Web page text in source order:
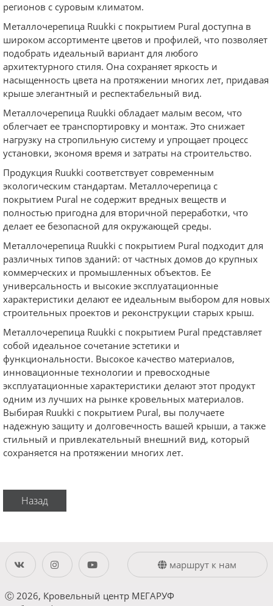
регионов с суровым климатом.
Металлочерепица Ruukki с покрытием Pural доступна в
широком ассортименте цветов и профилей, что позволяет
подобрать идеальный вариант для любого
архитектурного стиля. Она сохраняет яркость и
насыщенность цвета на протяжении многих лет, придавая
крыше элегантный и респектабельный вид.
Металлочерепица Ruukki обладает малым весом, что
облегчает ее транспортировку и монтаж. Это снижает
нагрузку на стропильную систему и упрощает процесс
установки, экономя время и затраты на строительство.
Продукция Ruukki соответствует современным
экологическим стандартам. Металлочерепица с
покрытием Pural не содержит вредных веществ и
полностью пригодна для вторичной переработки, что
делает ее безопасной для окружающей среды.
Металлочерепица Ruukki с покрытием Pural подходит для
различных типов зданий: от частных домов до крупных
коммерческих и промышленных объектов. Ее
универсальность и высокие эксплуатационные
характеристики делают ее идеальным выбором для новых
строительных проектов и реконструкции старых крыш.
Металлочерепица Ruukki с покрытием Pural представляет
собой идеальное сочетание эстетики и
функциональности. Высокое качество материалов,
инновационные технологии и превосходные
эксплуатационные характеристики делают этот продукт
одним из лучших на рынке кровельных материалов.
Выбирая Ruukki с покрытием Pural, вы получаете
надежную защиту и долговечность вашей крыши, а также
стильный и привлекательный внешний вид, который
сохраняется на протяжении многих лет.
маршрут к нам
Ⓒ 2026, Кровельный центр МЕГАРУФ